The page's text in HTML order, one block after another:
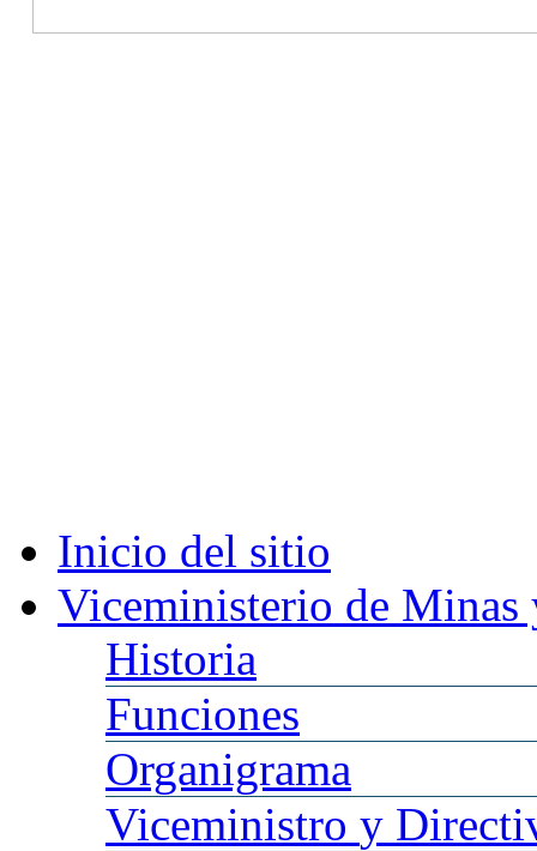
Inicio del sitio
Viceministerio de Minas
Historia
Funciones
Organigrama
Viceministro y